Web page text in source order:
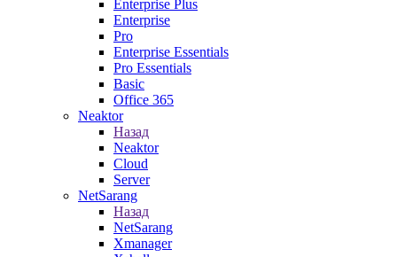
Enterprise Plus
Enterprise
Pro
Enterprise Essentials
Pro Essentials
Basic
Office 365
Neaktor
Назад
Neaktor
Cloud
Server
NetSarang
Назад
NetSarang
Xmanager